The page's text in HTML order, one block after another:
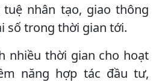
nhân tạo, giao thông
số trong thời gian tới.
nhiều thời gian cho hoạt
năng hợp tác đầu tư,